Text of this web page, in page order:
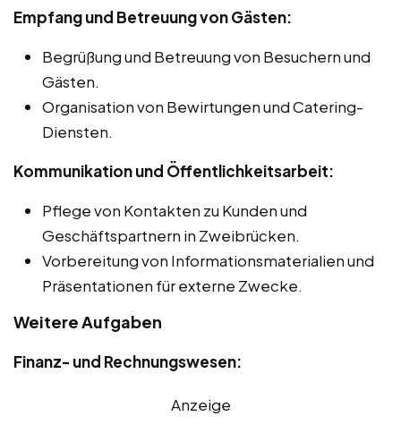
Empfang und Betreuung von Gästen:
Begrüßung und Betreuung von Besuchern und
Gästen.
Organisation von Bewirtungen und Catering-
Diensten.
Kommunikation und Öffentlichkeitsarbeit:
Pflege von Kontakten zu Kunden und
Geschäftspartnern in Zweibrücken.
Vorbereitung von Informationsmaterialien und
Präsentationen für externe Zwecke.
Weitere Aufgaben
Finanz- und Rechnungswesen:
Anzeige